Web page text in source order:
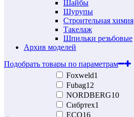
Шайбы
Шурупы
Строительная химия
Такелаж
Шпильки резьбовые
Архив моделей
Подобрать товары по параметрам
Foxweld1
Fubag12
NORDBERG10
Сибртех1
ECO16